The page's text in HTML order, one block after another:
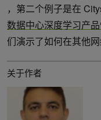
，第二个例子是在
数据中心深度学习产
们演示了如何在其他
关于作者